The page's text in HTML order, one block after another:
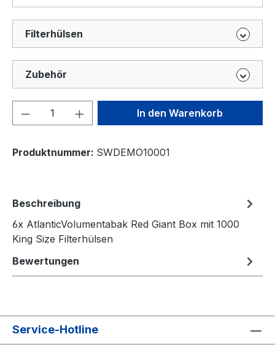
Filterhülsen
Zubehör
Produkt Anzahl: Gib denIn den Warenkorb
Produktnummer: SWDEMO10001
Beschreibung
6x AtlanticVolumentabak Red Giant Box mit 1000
King Size Filterhülsen
Bewertungen
Service-Hotline